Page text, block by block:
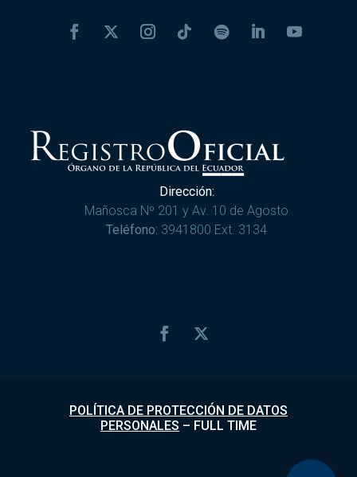
Dirección:
Mañosca Nº 201 y Av. 10 de Agosto
Teléfono: 3941800 Ext. 3134
POLÍTICA DE PROTECCIÓN DE DATOS
PERSONALES – FULL TIME